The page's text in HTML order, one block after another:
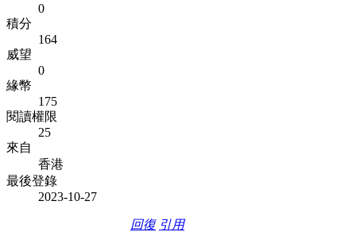
0
積分
164
威望
0
緣幣
175
閱讀權限
25
來自
香港
最後登錄
2023-10-27
回復 引用